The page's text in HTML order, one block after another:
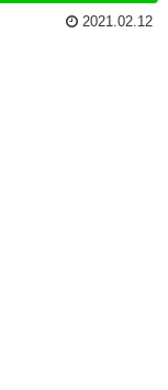
2021.02.12